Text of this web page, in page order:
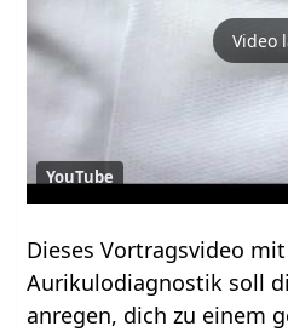
Video
YouTube
Dieses Vortragsvideo
Aurikulodiagnostik soll
anregen, dich zu einem